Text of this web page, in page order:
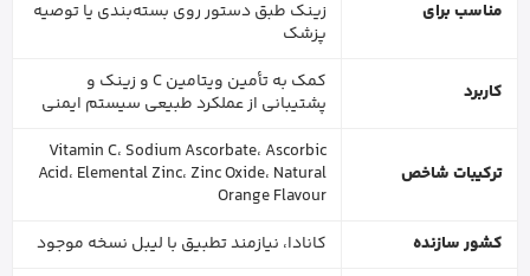
مناسب برای
زینک طبق دستور روی بسته‌بندی یا توصیه
پزشک
کاربرد
کمک به تأمین ویتامین C و زینک و
پشتیبانی از عملکرد طبیعی سیستم ایمنی
ترکیبات شاخص
Vitamin C، Sodium Ascorbate، Ascorbic
Acid، Elemental Zinc، Zinc Oxide، Natural
Orange Flavour
کشور سازنده
کانادا، نیازمند تطبیق با لیبل نسخه موجود